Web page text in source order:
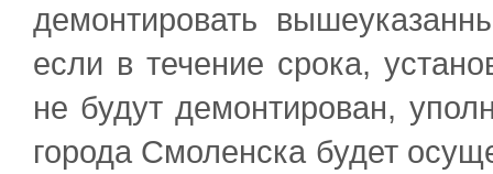
демонтировать
если в течение срока,
не будут демонтирован,
города Смоленска будет